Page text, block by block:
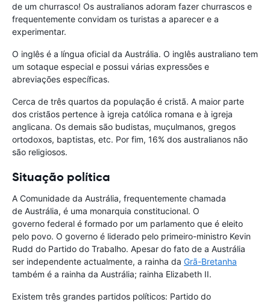
de um churrasco! Os australianos adoram fazer churrascos e
frequentemente convidam os turistas a aparecer e a
experimentar.
O inglês é a língua oficial da Austrália. O inglês australiano tem
um sotaque especial e possui várias expressões e
abreviações específicas.
Cerca de três quartos da população é cristã. A maior parte
dos cristãos pertence à igreja católica romana e à igreja
anglicana. Os demais são budistas, muçulmanos, gregos
ortodoxos, baptistas, etc. Por fim, 16% dos australianos não
são religiosos.
Situação política
A Comunidade da Austrália, frequentemente chamada
de Austrália, é uma monarquia constitucional. O
governo federal é formado por um parlamento que é eleito
pelo povo. O governo é liderado pelo primeiro-ministro Kevin
Rudd do Partido do Trabalho. Apesar do fato de a Austrália
ser independente actualmente, a rainha da Grã-Bretanha
também é a rainha da Austrália; rainha Elizabeth II.
Existem três grandes partidos políticos: Partido do